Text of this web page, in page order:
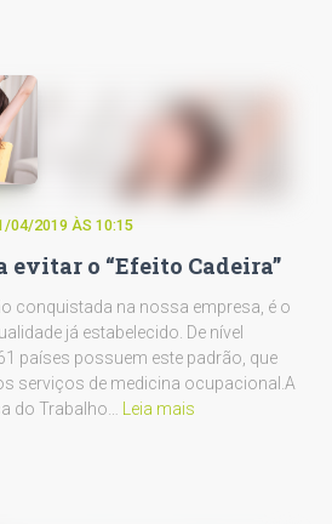
04/2019 ÀS 10:15
evitar o “Efeito Cadeira”
conquistada na nossa empresa, é o
já estabelecido. De nível
países possuem este padrão, que
serviços de medicina ocupacional.A
do Trabalho…
Leia mais